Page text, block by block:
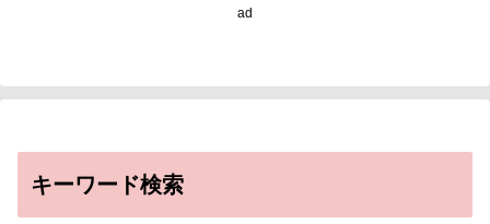
ad
キーワード検索